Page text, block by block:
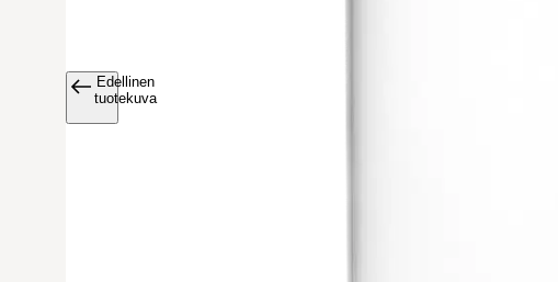
Edellinen
tuotekuva